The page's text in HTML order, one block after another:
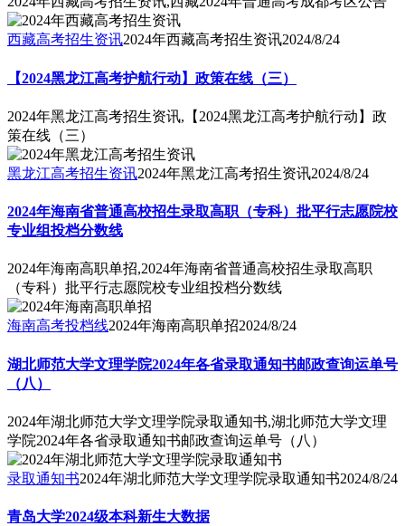
西藏高考招生资讯2024年西藏高考招生资讯2024/8/24
【2024黑龙江高考护航行动】政策在线（三）
2024年黑龙江高考招生资讯,【2024黑龙江高考护航行动】政
策在线（三）
黑龙江高考招生资讯2024年黑龙江高考招生资讯2024/8/24
2024年海南省普通高校招生录取高职（专科）批平行志愿院校
专业组投档分数线
2024年海南高职单招,2024年海南省普通高校招生录取高职
（专科）批平行志愿院校专业组投档分数线
海南高考投档线2024年海南高职单招2024/8/24
湖北师范大学文理学院2024年各省录取通知书邮政查询运单号
（八）
2024年湖北师范大学文理学院录取通知书,湖北师范大学文理
学院2024年各省录取通知书邮政查询运单号（八）
录取通知书2024年湖北师范大学文理学院录取通知书2024/8/24
青岛大学2024级本科新生大数据